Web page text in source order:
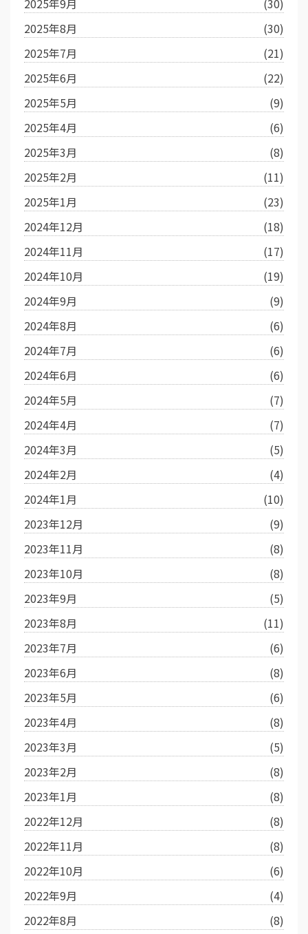
2025年9月
(30)
2025年8月
(30)
2025年7月
(21)
2025年6月
(22)
2025年5月
(9)
2025年4月
(6)
2025年3月
(8)
2025年2月
(11)
2025年1月
(23)
2024年12月
(18)
2024年11月
(17)
2024年10月
(19)
2024年9月
(9)
2024年8月
(6)
2024年7月
(6)
2024年6月
(6)
2024年5月
(7)
2024年4月
(7)
2024年3月
(5)
2024年2月
(4)
2024年1月
(10)
2023年12月
(9)
2023年11月
(8)
2023年10月
(8)
2023年9月
(5)
2023年8月
(11)
2023年7月
(6)
2023年6月
(8)
2023年5月
(6)
2023年4月
(8)
2023年3月
(5)
2023年2月
(8)
2023年1月
(8)
2022年12月
(8)
2022年11月
(8)
2022年10月
(6)
2022年9月
(4)
2022年8月
(8)